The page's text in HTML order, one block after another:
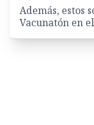
Además, estos
Vacunatón en